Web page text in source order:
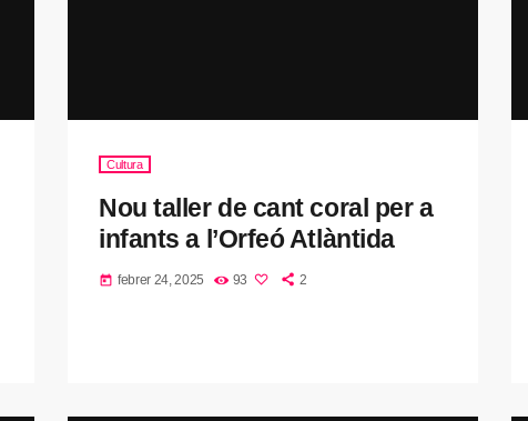
Cultura
Nou taller de cant coral per a
infants a l’Orfeó Atlàntida
today febrer 24, 2025 93 2